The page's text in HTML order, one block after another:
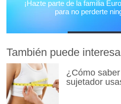
También puede
¿Cómo
sujetador